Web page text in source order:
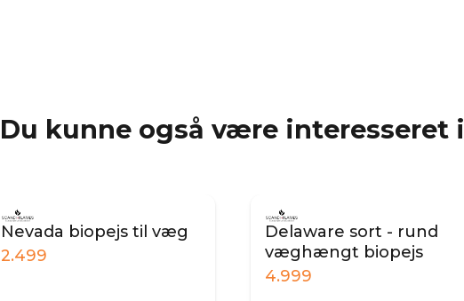
Du kunne også være interesseret i
Nevada biopejs til væg
2.499
Delaware sort - rund
væghængt biopejs
4.999